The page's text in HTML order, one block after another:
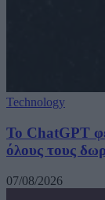
Technology
Το ChatGPT
όλους τους
07/08/2026